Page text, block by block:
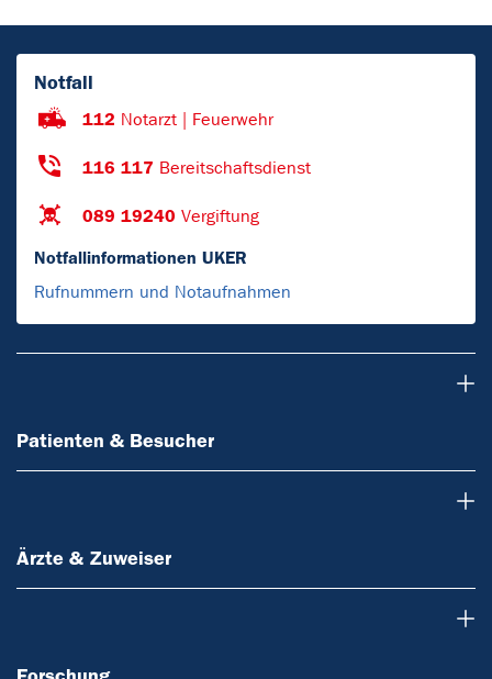
Notfall
112 Notarzt | Feuerwehr
116 117 Bereitschaftsdienst
089 19240 Vergiftung
Notfallinformationen UKER
Rufnummern und Notaufnahmen
Patienten & Besucher
Ärzte & Zuweiser